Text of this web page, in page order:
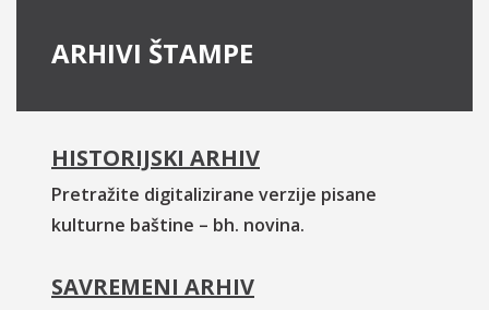
ARHIVI ŠTAMPE
HISTORIJSKI ARHIV
Pretražite digitalizirane verzije pisane
kulturne baštine – bh. novina.
SAVREMENI ARHIV